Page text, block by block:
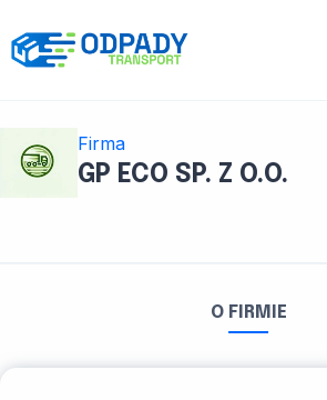
do
treści
Firma
GP ECO SP. Z O.O.
O FIRMIE